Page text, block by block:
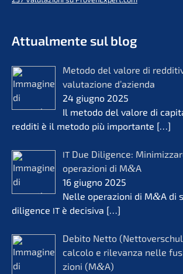
Attual­men­te sul blog
Metodo del valore di
valuta­zio­ne d’azi­en­da
24 giugno 2025
Il metodo del valore di
reddi­ti è il metodo più importan­te […]
IT Due Diligence:
opera­zio­ni di M&A
16 giugno 2025
Nelle opera­zio­ni di M&A di
diligence IT è decisi­va […]
Debito Netto
calco­lo e rilevanza nelle
zio­ni (M&A)